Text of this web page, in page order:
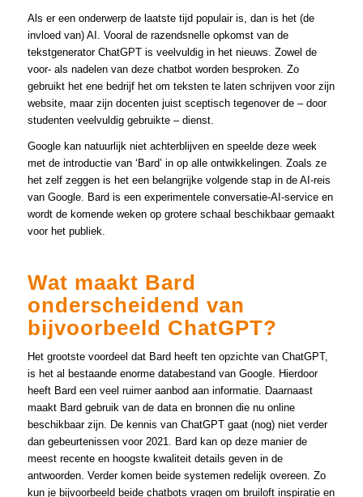
Als er een onderwerp de laatste tijd populair is, dan is het (de
invloed van) AI. Vooral de razendsnelle opkomst van de
tekstgenerator ChatGPT is veelvuldig in het nieuws. Zowel de
voor- als nadelen van deze chatbot worden besproken. Zo
gebruikt het ene bedrijf het om teksten te laten schrijven voor zijn
website, maar zijn docenten juist sceptisch tegenover de – door
studenten veelvuldig gebruikte – dienst.
Google kan natuurlijk niet achterblijven en speelde deze week
met de introductie van ‘Bard’ in op alle ontwikkelingen. Zoals ze
het zelf zeggen is het een belangrijke volgende stap in de AI-reis
van Google. Bard is een experimentele conversatie-AI-service en
wordt de komende weken op grotere schaal beschikbaar gemaakt
voor het publiek.
Wat maakt Bard
onderscheidend van
bijvoorbeeld ChatGPT?
Het grootste voordeel dat Bard heeft ten opzichte van ChatGPT,
is het al bestaande enorme databestand van Google. Hierdoor
heeft Bard een veel ruimer aanbod aan informatie. Daarnaast
maakt Bard gebruik van de data en bronnen die nu online
beschikbaar zijn. De kennis van ChatGPT gaat (nog) niet verder
dan gebeurtenissen voor 2021. Bard kan op deze manier de
meest recente en hoogste kwaliteit details geven in de
antwoorden. Verder komen beide systemen redelijk overeen. Zo
kun je bijvoorbeeld beide chatbots vragen om bruiloft inspiratie en